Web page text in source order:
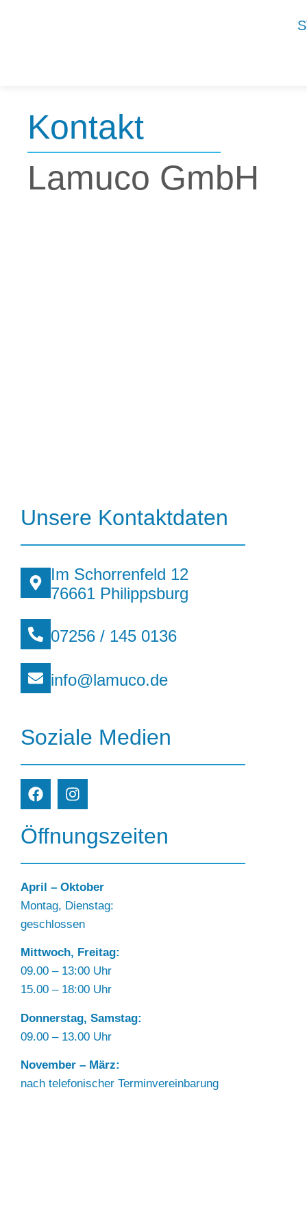
Kontakt
Lamuco GmbH
Unsere Kontaktdaten
Im Schorrenfeld 12
76661 Philippsburg
07256 / 145 0136
info@lamuco.de
Soziale Medien
Öffnungszeiten
April – Oktober
Montag, Dienstag:
geschlossen
Mittwoch, Freitag:
09.00 – 13:00 Uhr
15.00 – 18:00 Uhr
Donnerstag, Samstag:
09.00 – 13.00 Uhr
November – März:
nach telefonischer Terminvereinbarung